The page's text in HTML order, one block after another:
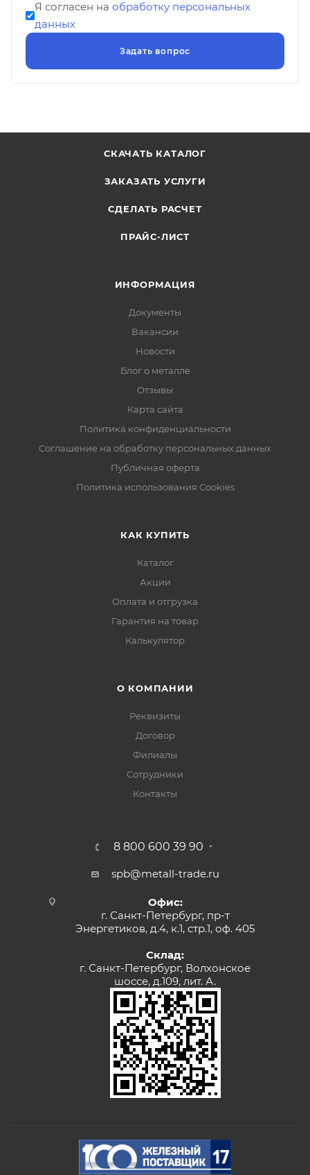
Я согласен на обработку персональных
данных
СКАЧАТЬ КАТАЛОГ
ЗАКАЗАТЬ УСЛУГИ
СДЕЛАТЬ РАСЧЕТ
ПРАЙС-ЛИСТ
ИНФОРМАЦИЯ
Документы
Вакансии
Новости
Блог о металле
Отзывы
Карта сайта
Политика конфиденциальности
Соглашение на обработку персональных данных
Публичная оферта
Политика использования Cookies
КАК КУПИТЬ
Каталог
Акции
Оплата и отгрузка
Гарантия на товар
Калькулятор
О КОМПАНИИ
Реквизиты
Договор
Филиалы
Сотрудники
Контакты
8 800 600 39 90
spb@metall-trade.ru
Офис:
г. Санкт-Петербург, пр-т
Энергетиков, д.4, к.1, стр.1, оф. 405
Склад:
г. Санкт-Петербург, Волхонское
шоссе, д.109, лит. А.